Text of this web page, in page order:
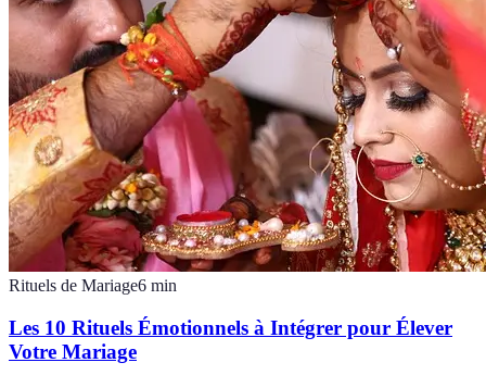
Rituels de Mariage6 min
Les 10 Rituels Émotionnels à Intégrer pour Élever
Votre Mariage